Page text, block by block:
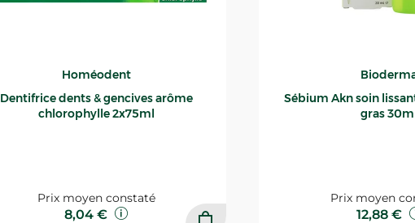
Homéodent
Dentifrice dents & gencives arôme
chlorophylle 2x75ml
Prix moyen constaté
8,04 €
Sébium Akn soin lissant
gras
Prix moyen
12,88 €